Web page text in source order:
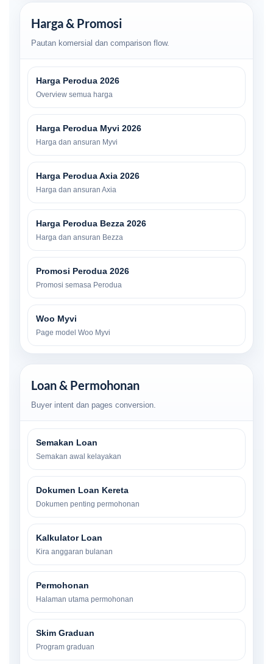
Harga & Promosi
Pautan komersial dan comparison flow.
Harga Perodua 2026
Overview semua harga
Harga Perodua Myvi 2026
Harga dan ansuran Myvi
Harga Perodua Axia 2026
Harga dan ansuran Axia
Harga Perodua Bezza 2026
Harga dan ansuran Bezza
Promosi Perodua 2026
Promosi semasa Perodua
Woo Myvi
Page model Woo Myvi
Loan & Permohonan
Buyer intent dan pages conversion.
Semakan Loan
Semakan awal kelayakan
Dokumen Loan Kereta
Dokumen penting permohonan
Kalkulator Loan
Kira anggaran bulanan
Permohonan
Halaman utama permohonan
Skim Graduan
Program graduan